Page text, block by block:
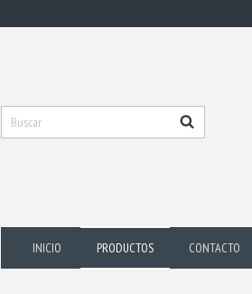
INICIO PRODUCTOS CONTACTO